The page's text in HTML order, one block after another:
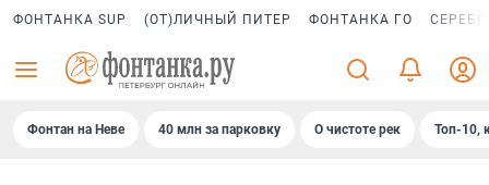
ФОНТАНКА SUP (ОТ)ЛИЧНЫЙ ПИТЕР ФОНТАНКА ГО
Фонтан на Неве 40 млн за парковку О чистоте рек Топ-10,